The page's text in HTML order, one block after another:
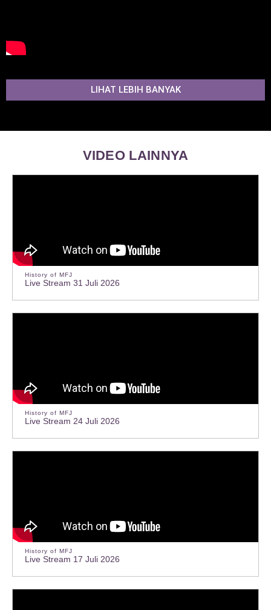
LIHAT LEBIH BANYAK
VIDEO LAINNYA
History of MFJ
Live Stream 31 Juli 2026
History of MFJ
Live Stream 24 Juli 2026
History of MFJ
Live Stream 17 Juli 2026